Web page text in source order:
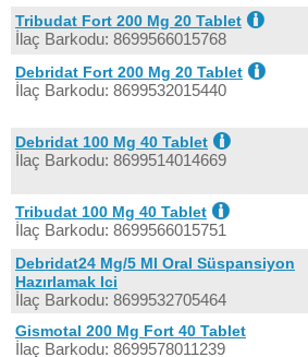
Tribudat Fort 200 Mg 20 Tablet
İlaç Barkodu: 8699566015768
Debridat Fort 200 Mg 20 Tablet
İlaç Barkodu: 8699532015440
Debridat 100 Mg 40 Tablet
İlaç Barkodu: 8699514014669
Tribudat 100 Mg 40 Tablet
İlaç Barkodu: 8699566015751
Debridat24 Mg/5 Ml Oral Süspansiyon
Hazırlamak Ici
İlaç Barkodu: 8699532705464
Gismotal 200 Mg Fort 40 Tablet
İlaç Barkodu: 8699578011239